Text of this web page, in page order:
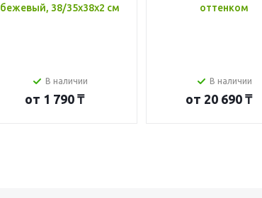
бежевый, 38/35x38x2 см
В наличии
от 1 790 ₸
оттенком
В наличии
от 20 690 ₸